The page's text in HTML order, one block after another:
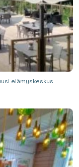
elämyskeskus